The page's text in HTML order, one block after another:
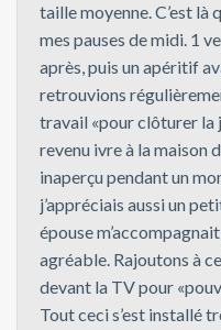
taille moyenne. C’est là
mes pauses de midi. 1
après, puis un apéritif
retrouvions
travail «pour clôturer la
revenu ivre à la maison
inaperçu pendant un
j’appréciais aussi un
épouse
agréable. Rajoutons à
devant la TV pour
Tout ceci s’est installé